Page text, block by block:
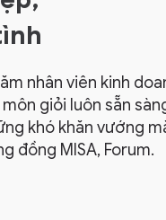
nhân viên kinh
giỏi luôn sẵn
khó khăn vướng
đồng MISA, Forum.